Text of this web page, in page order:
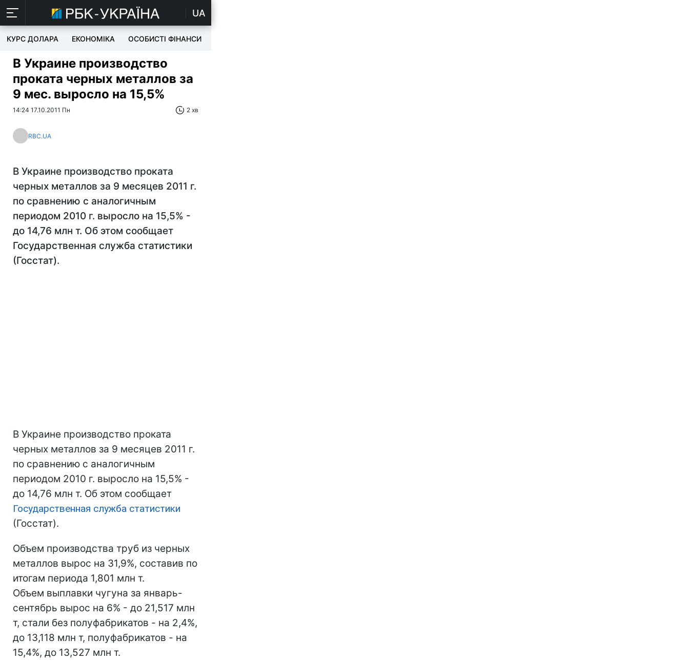
UA
КУРС ДОЛАРА ЕКОНОМІКА ОСОБИСТІ ФІНАНСИ
В Украине производство
проката черных металлов за
9 мес. выросло на 15,5%
14:24 17.10.2011 Пн 2 хв
RBC.UA
В Украине производство проката
черных металлов за 9 месяцев 2011 г.
по сравнению с аналогичным
периодом 2010 г. выросло на 15,5% -
до 14,76 млн т. Об этом сообщает
Государственная служба статистики
(Госстат).
В Украине производство проката
черных металлов за 9 месяцев 2011 г.
по сравнению с аналогичным
периодом 2010 г. выросло на 15,5% -
до 14,76 млн т. Об этом сообщает
Государственная служба статистики
(Госстат).
Объем производства труб из черных
металлов вырос на 31,9%, составив по
итогам периода 1,801 млн т.
Объем выплавки чугуна за январь-
сентябрь вырос на 6% - до 21,517 млн
т, стали без полуфабрикатов - на 2,4%,
до 13,118 млн т, полуфабрикатов - на
15,4%, до 13,527 млн т.